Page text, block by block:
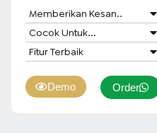
Memberikan Kesan..
Cocok Untuk...
Fitur Terbaik
Demo Order